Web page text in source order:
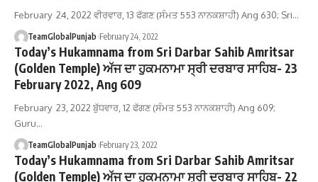
February 24, 2022 ਵੀਰਵਾਰ, 13 ਫੱਗਣ (ਸੰਮਤ 553 ਨਾਨਕਸ਼ਾਹੀ) Ang 630; Sri…
TeamGlobalPunjab February 24, 2022
Today’s Hukamnama from Sri Darbar Sahib Amritsar
(Golden Temple) ਅੱਜ ਦਾ ਹੁਕਮਨਾਮਾ ਸ੍ਰੀ ਦਰਬਾਰ ਸਾਹਿਬ- 23
February 2022, Ang 609
February 23, 2022 ਬੁੱਧਵਾਰ, 12 ਫੱਗਣ (ਸੰਮਤ 553 ਨਾਨਕਸ਼ਾਹੀ) Ang 609;
Guru…
TeamGlobalPunjab February 23, 2022
Today’s Hukamnama from Sri Darbar Sahib Amritsar
(Golden Temple) ਅੱਜ ਦਾ ਹੁਕਮਨਾਮਾ ਸ੍ਰੀ ਦਰਬਾਰ ਸਾਹਿਬ- 22